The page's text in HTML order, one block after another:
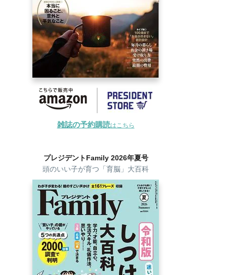
雑誌の予約購読はこちら
プレジデントFamily 2026年夏号
頭のいい子が育つ「育脳」大百科